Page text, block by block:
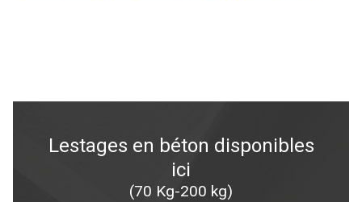
Lestages en béton disponibles
ici
(70 Kg-200 kg)